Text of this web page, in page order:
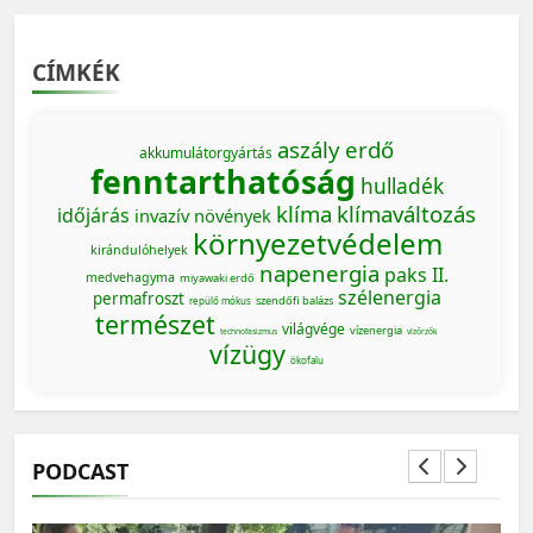
CÍMKÉK
akkumulátorgyártás aszály erdő
fenntarthatóság hulladék
időjárás invazív növények klíma klímaváltozás
kirándulóhelyek környezetvédelem
medvehagyma miyawaki erdő napenergia paks II.
permafroszt repülő mókus szendőfi balázs szélenergia
természet technofasizmus világvége vízenergia vízőrzők
vízügy ökofalu
PODCAST